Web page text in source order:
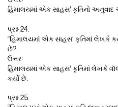
હિમાલયમાં એક સાહસ’ કૃતિનો અનુવાદ
પ્રશ્ન 24.
“હિમાલયમાં એક સાહસ’ કૃતિમાં લેખકે
છે?
ઉત્તરઃ
હિમાલયમાં એક સાહસ’ કૃતિમાં લેખકે
કર્યો છે.
પ્રશ્ન 25.